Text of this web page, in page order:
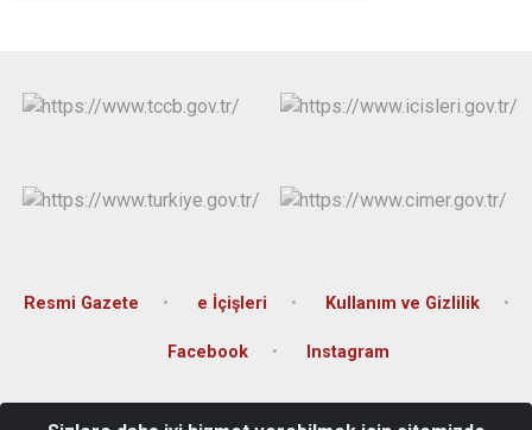
Resmi Gazete e İçişleri Kullanım ve Gizlilik
Facebook Instagram